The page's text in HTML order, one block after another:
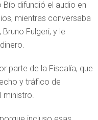
Bío difundió el audio en
mientras conversaba
Fulgeri, y le
parte de la Fiscalía, que
y tráfico de
ministro.